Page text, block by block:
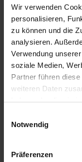
Wir verwenden
personalisieren,
zu können und die
analysieren.
Verwendung
soziale Medien,
Partner führen
weiteren Daten
haben oder die sie
Cookies, wenn Sie
Notwendig
Präferenzen
29,00 €
zzgl. Versandkosten
Sofort versandfertig,
Deutschlands
Merken
Ersatzteil für die
Dieser Artikel wir nach